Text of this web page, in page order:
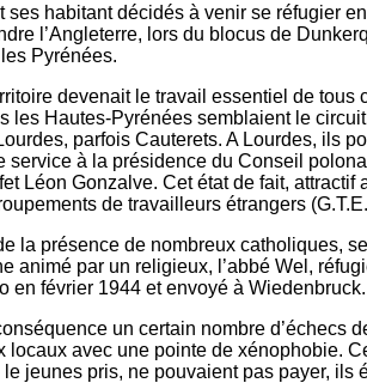
habitant décidés à venir se réfugier
l’Angleterre, lors du blocus de
Pyrénées.
devenait le travail essentiel de
Hautes-Pyrénées semblaient le
parfois Cauterets. A Lourdes, ils
à la présidence du Conseil
Léon Gonzalve. Cet état de fait,
de travailleurs étrangers
la présence de nombreux catholiques,
animé par un religieux, l’abbé Wel,
en février 1944 et envoyé à
un certain nombre d’échecs
avec une pointe de xénophobie.
jeunes pris, ne pouvaient pas payer, ils